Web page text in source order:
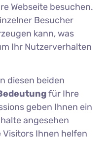
Webseite besuchen.
Besucher
kann, was
Ihr Nutzerverhalten
diesen beiden
für Ihre
geben Ihnen ein
angesehen
Ihnen helfen